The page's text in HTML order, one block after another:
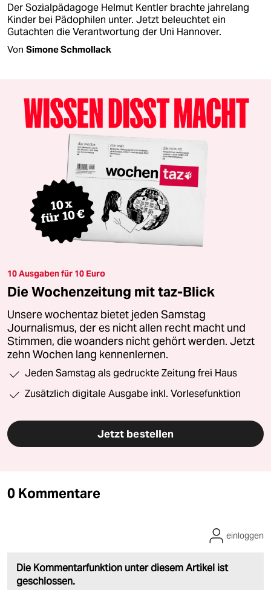
Der Sozialpädagoge Helmut Kentler brachte jahrelang
Kinder bei Pädophilen unter. Jetzt beleuchtet ein
Gutachten die Verantwortung der Uni Hannover.
Von Simone Schmollack
10 Ausgaben für 10 Euro
Die Wochenzeitung mit taz-Blick
Unsere wochentaz bietet jeden Samstag
Journalismus, der es nicht allen recht macht und
Stimmen, die woanders nicht gehört werden. Jetzt
zehn Wochen lang kennenlernen.
Jeden Samstag als gedruckte Zeitung frei Haus
Zusätzlich digitale Ausgabe inkl. Vorlesefunktion
Jetzt bestellen
0 Kommentare
Die Kommentarfunktion unter diesem Artikel ist
geschlossen.
einloggen